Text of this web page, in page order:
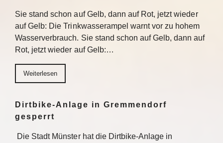
Sie stand schon auf Gelb, dann auf Rot, jetzt wieder
auf Gelb: Die Trinkwasserampel warnt vor zu hohem
Wasserverbrauch. Sie stand schon auf Gelb, dann auf
Rot, jetzt wieder auf Gelb:…
Weiterlesen
Dirtbike-Anlage in Gremmendorf
gesperrt
Die Stadt Münster hat die Dirtbike-Anlage in